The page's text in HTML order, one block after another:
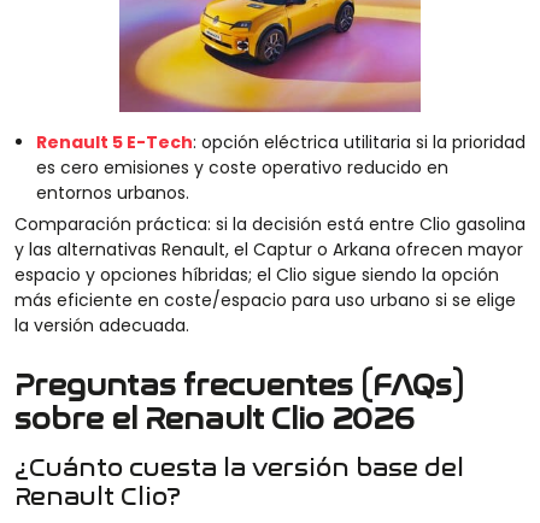
Renault 5 E-Tech: opción eléctrica utilitaria si la prioridad
es cero emisiones y coste operativo reducido en
entornos urbanos.
Comparación práctica: si la decisión está entre Clio gasolina
y las alternativas Renault, el Captur o Arkana ofrecen mayor
espacio y opciones híbridas; el Clio sigue siendo la opción
más eficiente en coste/espacio para uso urbano si se elige
la versión adecuada.
Preguntas frecuentes (FAQs)
sobre el Renault Clio 2026
¿Cuánto cuesta la versión base del
Renault Clio?